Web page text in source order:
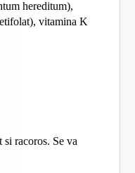
hereditum),
vitamina K
racoros. Se va